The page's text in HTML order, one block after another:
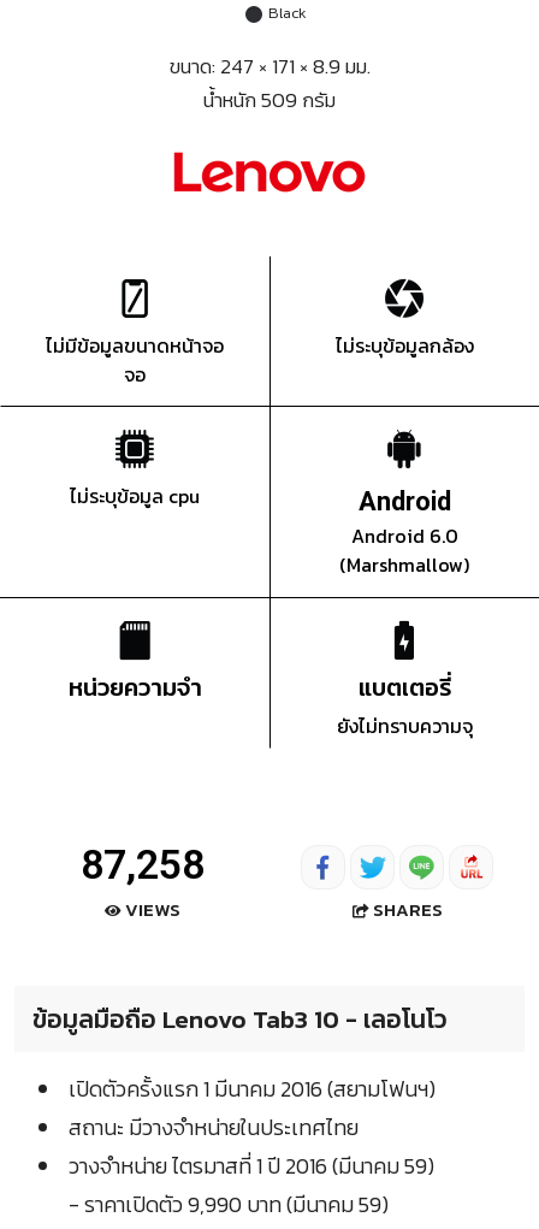
Black
ขนาด: 247 × 171 × 8.9 มม.
น้ำหนัก 509 กรัม
ไม่มีข้อมูลขนาดหน้าจอ
จอ
ไม่ระบุข้อมูลกล้อง
ไม่ระบุข้อมูล cpu Android
Android 6.0
(Marshmallow)
หน่วยความจำ แบตเตอรี่
ยังไม่ทราบความจุ
87,258
VIEWS SHARES
ข้อมูลมือถือ Lenovo Tab3 10 - เลอโนโว
เปิดตัวครั้งแรก 1 มีนาคม 2016 (สยามโฟนฯ)
สถานะ มีวางจำหน่ายในประเทศไทย
วางจำหน่าย ไตรมาสที่ 1 ปี 2016 (มีนาคม 59)
- ราคาเปิดตัว 9,990 บาท (มีนาคม 59)